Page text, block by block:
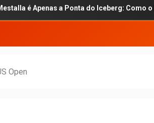
Apenas a Ponta do Iceberg: Como o Real
Open